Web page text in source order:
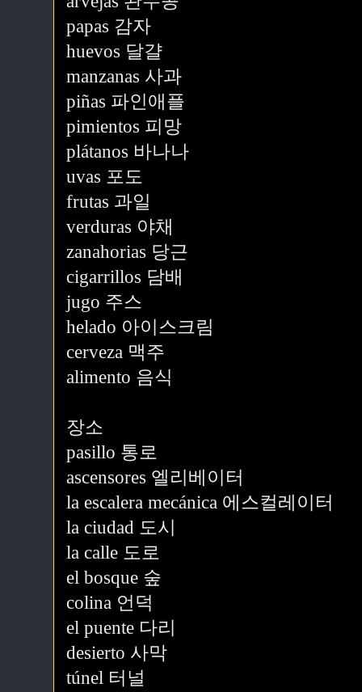
papas 감자
huevos 달걀
manzanas 사과
piñas 파인애플
pimientos 피망
plátanos 바나나
uvas 포도
frutas 과일
verduras 야채
zanahorias 당근
cigarrillos 담배
jugo 주스
helado 아이스크림
cerveza 맥주
alimento 음식
장소
pasillo 통로
ascensores 엘리베이터
la escalera mecánica 에스컬레이터
la ciudad 도시
la calle 도로
el bosque 숲
colina 언덕
el puente 다리
desierto 사막
túnel 터널